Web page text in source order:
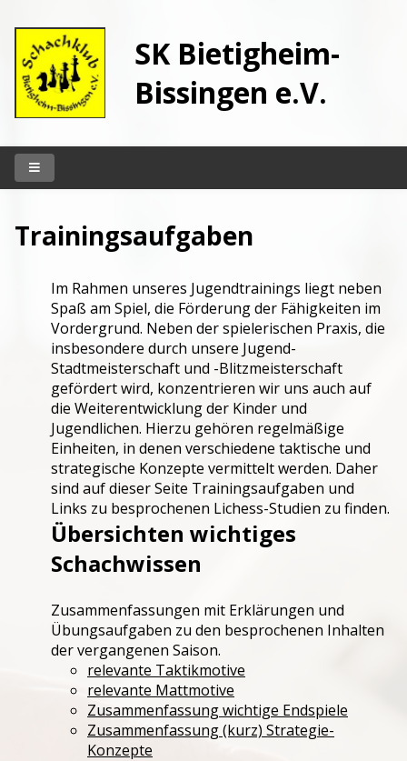
SK Bietigheim-
Bissingen e.V.
Unser Klub
Spielbetrieb
Kontakt
Archiv
Berichte
Jugendtraining
Trainingsaufgaben
Im Rahmen unseres Jugendtrainings liegt neben
Spaß am Spiel, die Förderung der Fähigkeiten im
Vordergrund. Neben der spielerischen Praxis, die
insbesondere durch unsere Jugend-
Stadtmeisterschaft und -Blitzmeisterschaft
gefördert wird, konzentrieren wir uns auch auf
die Weiterentwicklung der Kinder und
Jugendlichen. Hierzu gehören regelmäßige
Einheiten, in denen verschiedene taktische und
strategische Konzepte vermittelt werden. Daher
sind auf dieser Seite Trainingsaufgaben und
Links zu besprochenen Lichess-Studien zu finden.
Übersichten wichtiges
Schachwissen
Zusammenfassungen mit Erklärungen und
Übungsaufgaben zu den besprochenen Inhalten
der vergangenen Saison.
relevante Taktikmotive
relevante Mattmotive
Zusammenfassung wichtige Endspiele
Zusammenfassung (kurz) Strategie-
Konzepte